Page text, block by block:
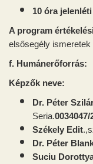
10 óra jelenléti
A program
elsősegély
f. Humánerőforrás:
Képzők neve:
Dr. Péter
Seria.0034047/
Székely Edit
Dr. Péter
Suciu